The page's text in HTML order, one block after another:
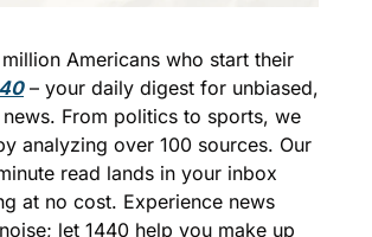
Americans who start their
– your daily digest for unbiased,
From politics to sports, we
analyzing over 100 sources. Our
read lands in your inbox
at no cost. Experience news
let 1440 help you make up